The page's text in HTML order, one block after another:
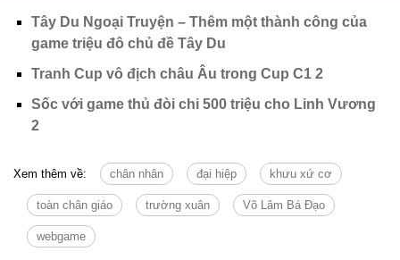
Tây Du Ngoại Truyện – Thêm một thành công của
game triệu đô chủ đề Tây Du
Tranh Cup vô địch châu Âu trong Cup C1 2
Sốc với game thủ đòi chi 500 triệu cho Linh Vương
2
Xem thêm về: chân nhân đại hiệp khưu xứ cơ
toàn chân giáo trường xuân Võ Lâm Bá Đạo
webgame